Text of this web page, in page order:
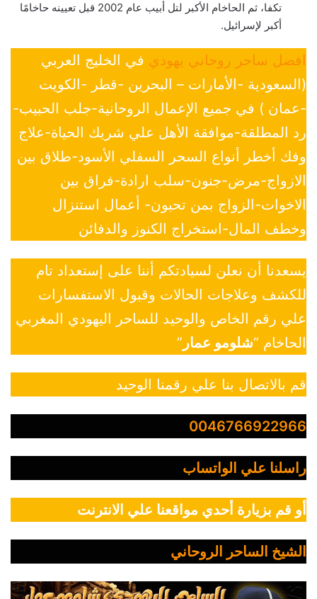
تكفا، ثم الحاخام الأكبر لتل أبيب عام 2002 قبل تعيينه حاخامًا
أكبر لإسرائيل.
افضل ساحر روحاني يهودي في الخليج العربي
(السعودية -الأمارات – البحرين -قطر -الكويت
-عمان ) في جميع الإعمال الروحانية-جلب الحبيب-
رد المطلقة-موافقة الأهل علي شريك الحياة-علاج
وفك أخطر أنواع السحر السفلي الأسود-طلاق بين
الازواج-مرض-جنون-سلب ارادة-فراق بين
الاخوات-الزواج بمن تحبون- أعمال استنزال
وخطف المال-استخراج الكنوز والدفائن
يسعدنا أن نعلن لسيادتكم أننا على إستعداد تام
للكشف وعلاجات الحالات وقبول الاستفسارات
علي رقم الخاص والوحيد للساحر اليهودي المغربي
الحاخام “شلومو عمار ”
قم بالاتصال بنا علي رقمنا الوحيد
0046766922966
راسلنا علي الواتساب
أو قم بزيارة أحدي مواقعنا علي الانترنت
الشيخ الساحر الروحاني